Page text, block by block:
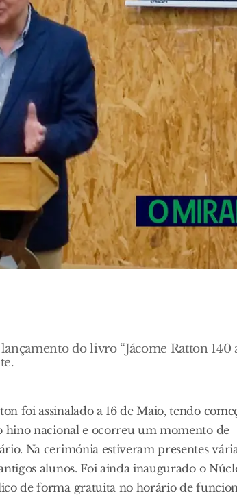
do livro “Jácome Ratton 140
foi assinalado a 16 de Maio, tendo
hino nacional e ocorreu um momento de
Na cerimónia estiveram presentes
alunos. Foi ainda inaugurado o
de forma gratuita no horário de